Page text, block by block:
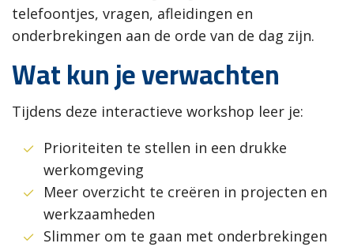
telefoontjes, vragen, afleidingen en
onderbrekingen aan de orde van de dag zijn.
Wat kun je verwachten
Tijdens deze interactieve workshop leer je:
Prioriteiten te stellen in een drukke
werkomgeving
Meer overzicht te creëren in projecten en
werkzaamheden
Slimmer om te gaan met onderbrekingen